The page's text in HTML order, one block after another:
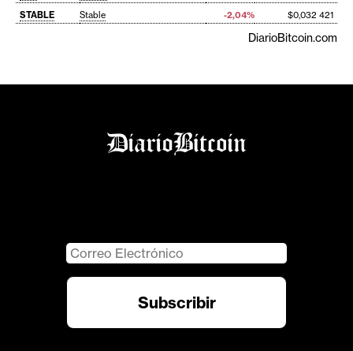
STABLE
Stable -2,04% $0,032 421
DiarioBitcoin.com